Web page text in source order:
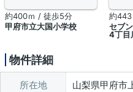
約400ｍ / 徒歩5分
甲府市立大国小学校
約
セブ
4丁目
物件詳細
所在地 山梨県甲府市